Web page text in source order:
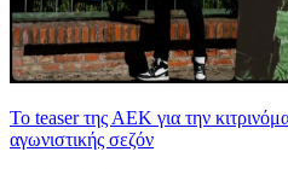
Το teaser της ΑΕΚ για την
αγωνιστικής σεζόν